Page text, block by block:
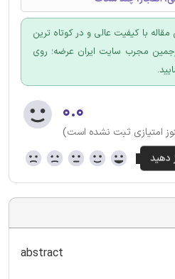
با کیفیت عالی و در کوتاه ترین
مجرب سایت ایران عرضه؛ روی
۰.۰
امتیازی ثبت نشده است)
abstract